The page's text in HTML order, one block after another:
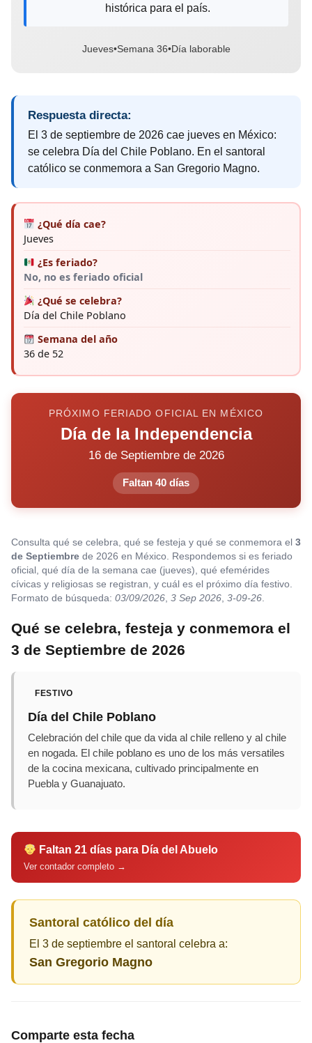
histórica para el país.
Jueves•Semana 36•Día laborable
Respuesta directa:
El 3 de septiembre de 2026 cae jueves en México:
se celebra Día del Chile Poblano. En el santoral
católico se conmemora a San Gregorio Magno.
¿Qué día cae?
Jueves
¿Es feriado?
No, no es feriado oficial
¿Qué se celebra?
Día del Chile Poblano
Semana del año
36 de 52
PRÓXIMO FERIADO OFICIAL EN MÉXICO
Día de la Independencia
16 de Septiembre de 2026
Faltan 40 días
Consulta qué se celebra, qué se festeja y qué se conmemora el 3
de Septiembre de 2026 en México. Respondemos si es feriado
oficial, qué día de la semana cae (jueves), qué efemérides
cívicas y religiosas se registran, y cuál es el próximo día festivo.
Formato de búsqueda: 03/09/2026, 3 Sep 2026, 3-09-26.
Qué se celebra, festeja y conmemora el
3 de Septiembre de 2026
FESTIVO
Día del Chile Poblano
Celebración del chile que da vida al chile relleno y al chile
en nogada. El chile poblano es uno de los más versatiles
de la cocina mexicana, cultivado principalmente en
Puebla y Guanajuato.
Faltan 21 días para Día del Abuelo
Ver contador completo →
Santoral católico del día
El 3 de septiembre el santoral celebra a:
San Gregorio Magno
Comparte esta fecha